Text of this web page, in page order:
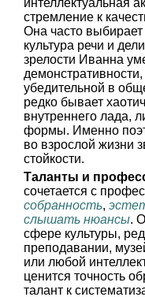
интеллектуальная
стремление к
Она часто выбирает
культура речи и
зрелости Иванна
убедительной в
редко бывает
внутреннего ладa,
формы. Именно
во взрослой жизни
стойкости.
Таланты и
сочетается с
собранность,
слышать нюансы.
сфере культуры,
преподавании,
или любой
ценится точность
талант к